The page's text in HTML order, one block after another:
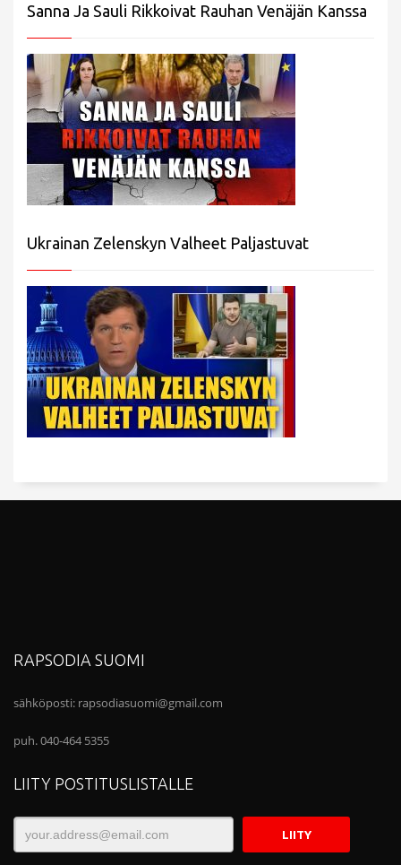
Sanna Ja Sauli Rikkoivat Rauhan Venäjän Kanssa
Ukrainan Zelenskyn Valheet Paljastuvat
RAPSODIA SUOMI
sähköposti: rapsodiasuomi@gmail.com
puh. 040-464 5355
LIITY POSTITUSLISTALLE